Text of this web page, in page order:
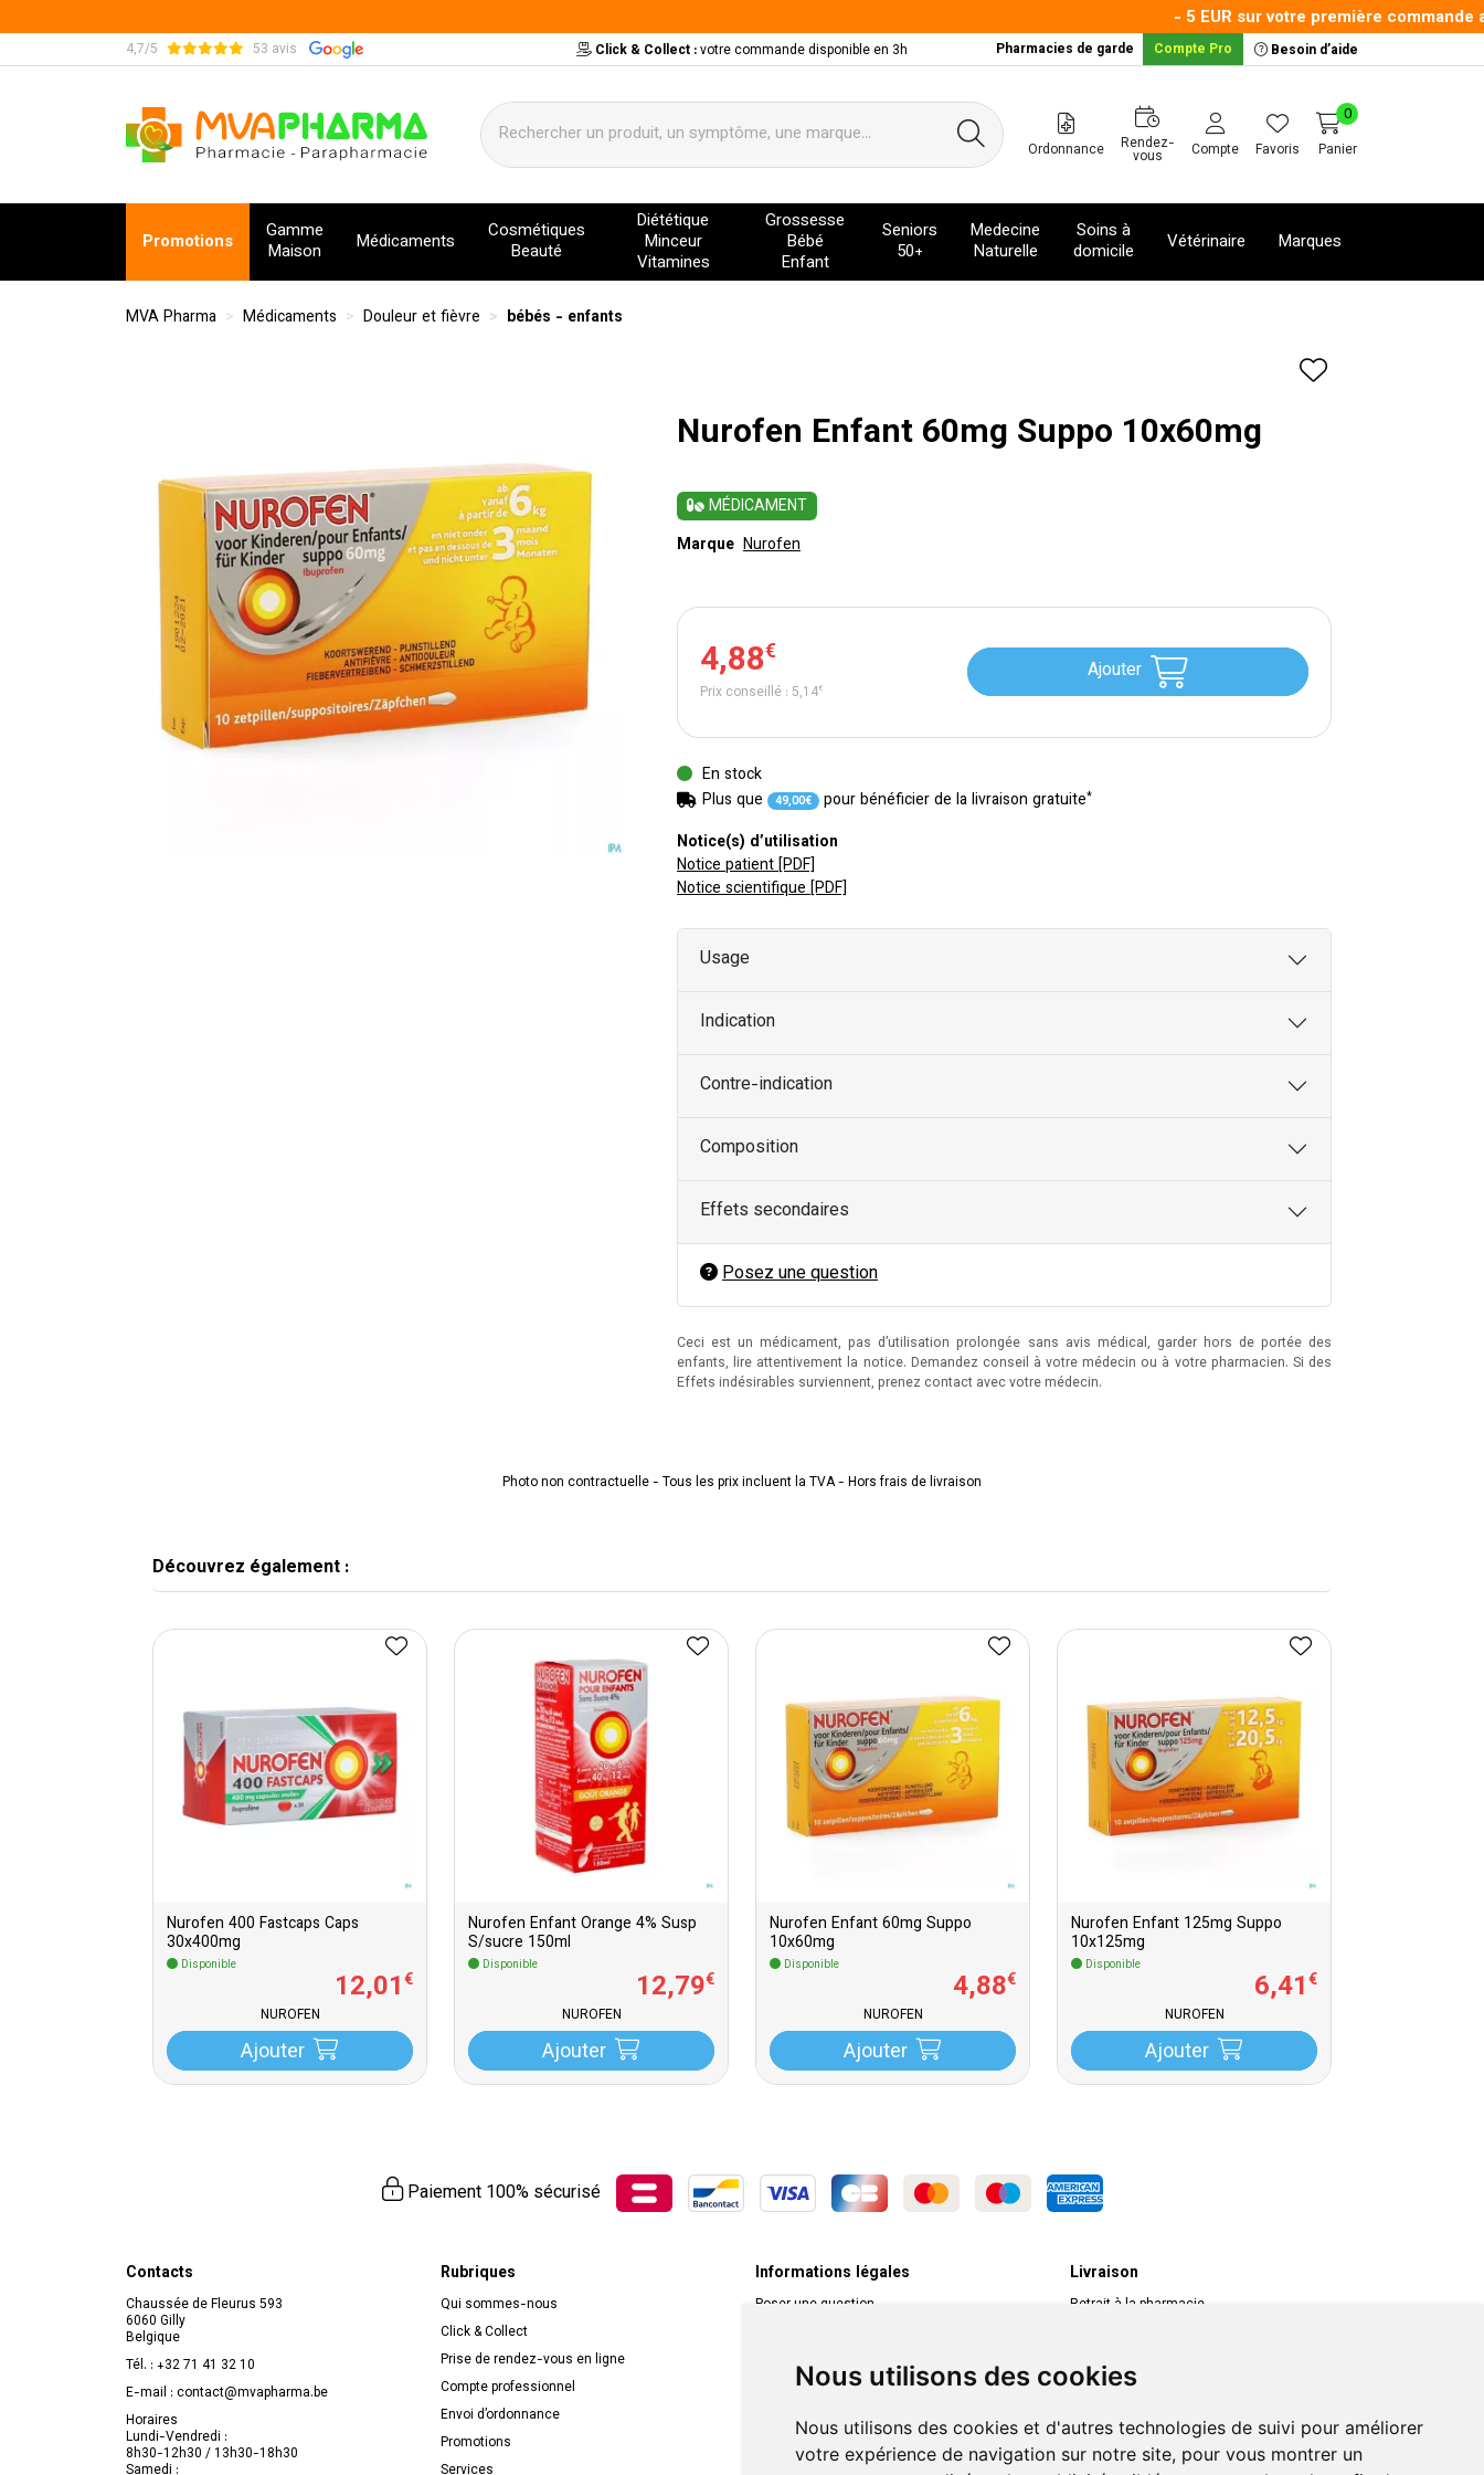
Nous utilisons des cookies
Nous utilisons des cookies et d'autres technologies de suivi pour améliorer
votre expérience de navigation sur notre site, pour vous montrer un
- 5 EUR sur votre première commande
4,7/5 53 avis Click & Collect :votre commande disponible en 3h Pharmacies de garde Compte Pro Besoin d’aide
MVA Pharma Votre pharmacie en ligne à votre service Ordonnance Rendez-
vous Compte Favoris Panier
0
Promotions
Gamme
Maison
Médicaments
Cosmétiques
Beauté
Diététique
Minceur
Vitamines
Grossesse
Bébé
Enfant
Seniors
50+
Medecine
Naturelle
Soins à
domicile
Vétérinaire Marques
MVA Pharma Médicaments Douleur et fièvre bébés - enfants
Nurofen Enfant 60mg Suppo 10x60mg
MÉDICAMENT
Marque Nurofen
4,88€
Prix conseillé : 5,14€
Ajouter
En stock
Plus que
49,00€ pour bénéficier de la livraison gratuite*
Notice(s) d’utilisation
Notice patient [PDF]
Notice scientifique [PDF]
Usage
Indication
Contre-indication
Composition
Effets secondaires
Posez une question
Ceci est un médicament, pas d’utilisation prolongée sans avis médical, garder hors de portée des
enfants, lire attentivement la notice. Demandez conseil à votre médecin ou à votre pharmacien. Si des
Effets indésirables surviennent, prenez contact avec votre médecin.
Photo non contractuelle - Tous les prix incluent la TVA - Hors frais de livraison
Découvrez également :
Nurofen 400 Fastcaps Caps
30x400mg
Disponible
12,01€
NUROFEN
Ajouter
Nurofen Enfant Orange 4% Susp
S/sucre 150ml
Disponible
12,79€
NUROFEN
Ajouter
Nurofen Enfant 60mg Suppo
10x60mg
Disponible
4,88€
NUROFEN
Ajouter
Nurofen Enfant 125mg Suppo
10x125mg
Disponible
6,41€
NUROFEN
Ajouter
Paiement 100% sécurisé
Contacts
Chaussée de Fleurus 593
6060 Gilly
Belgique
Tél. : +32 71 41 32 10
E-mail : contact@mvapharma.be
Horaires
Lundi-Vendredi :
8h30-12h30 / 13h30-18h30
Samedi :
Rubriques
Qui sommes-nous
Click & Collect
Prise de rendez-vous en ligne
Compte professionnel
Envoi d’ordonnance
Promotions
Services
Informations légales
Poser une question
Mes préférences Cookies
Livraison
Retrait à la pharmacie
Livraison dans un Point Relais